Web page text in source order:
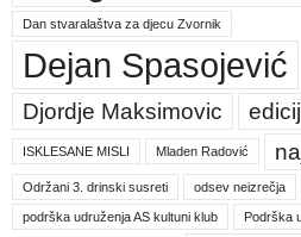
Dan stvaralaštva za djecu Zvornik
Dejan Spasojević
Djordje Maksimovic
ISKLESANE MISLI Mladen Radović
Održani 3. drinski susreti odsev neizrečja
podrška udruženja AS kultuni klub Podrška